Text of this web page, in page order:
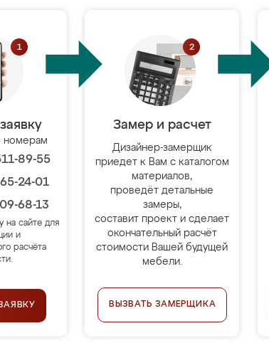
номерам
89-55
24-01
68-13
на сайте для
и
расчёта
Замер и расчет
Дизайнер-замерщик
приедет к Вам с каталогом
материалов,
проведёт детальные
замеры,
составит проект и сделает
окончательный расчёт
стоимости Вашей будущей
мебели.
ВЫЗВАТЬ ЗАМЕРЩИКА